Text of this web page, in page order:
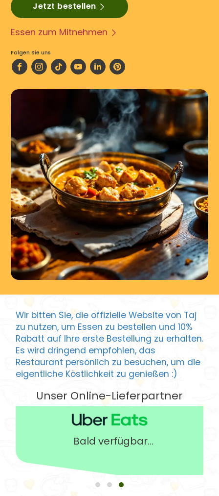
Jetzt bestellen
Essen zum Mitnehmen
Folgen Sie uns
Wir bitten Sie, die offizielle Website von Taj
zu nutzen, um Essen zu bestellen und 10%
Rabatt auf Ihre erste Bestellung zu erhalten.
Es wird dringend empfohlen, das
Restaurant persönlich zu besuchen, um die
eigentliche Köstlichkeit zu genießen :)
Unser Online-Lieferpartner
Bald verfügbar...